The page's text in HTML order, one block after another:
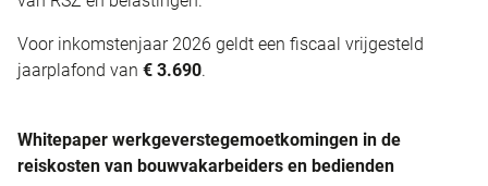
Voor inkomstenjaar 2026 geldt een fiscaal vrijgesteld
jaarplafond van € 3.690.
Whitepaper werkgeverstegemoetkomingen in de
reiskosten van bouwvakarbeiders en bedienden